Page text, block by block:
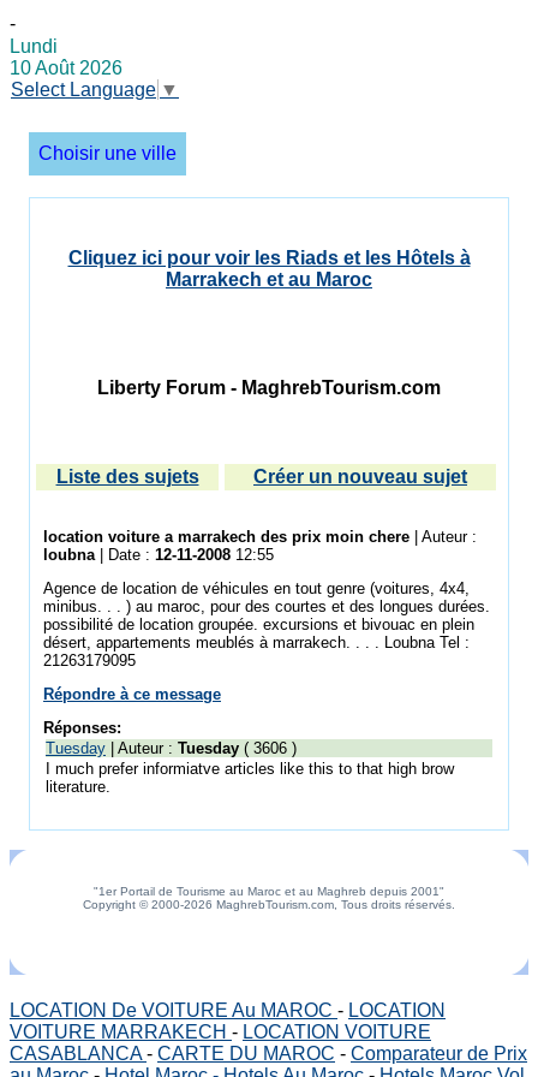
-
Lundi
10 Août 2026
Select Language ▼
Choisir une ville
Cliquez ici pour voir les Riads et les Hôtels à
Marrakech et au Maroc
Liberty Forum - MaghrebTourism.com
Liste des sujets Créer un nouveau sujet
location voiture a marrakech des prix moin chere | Auteur :
loubna| Date : 12-11-2008 12:55
Agence de location de véhicules en tout genre (voitures, 4x4,
minibus. . . ) au maroc, pour des courtes et des longues durées.
possibilité de location groupée. excursions et bivouac en plein
désert, appartements meublés à marrakech. . . . Loubna Tel :
21263179095
Répondre à ce message
Réponses:
Tuesday | Auteur : Tuesday ( 3606 )
I much prefer informiatve articles like this to that high brow
literature.
"1er Portail de Tourisme au Maroc et au Maghreb depuis 2001"
Copyright © 2000-2026 MaghrebTourism.com, Tous droits réservés.
LOCATION De VOITURE Au MAROC - LOCATION
VOITURE MARRAKECH - LOCATION VOITURE
CASABLANCA- CARTE DU MAROC - Comparateur de Prix